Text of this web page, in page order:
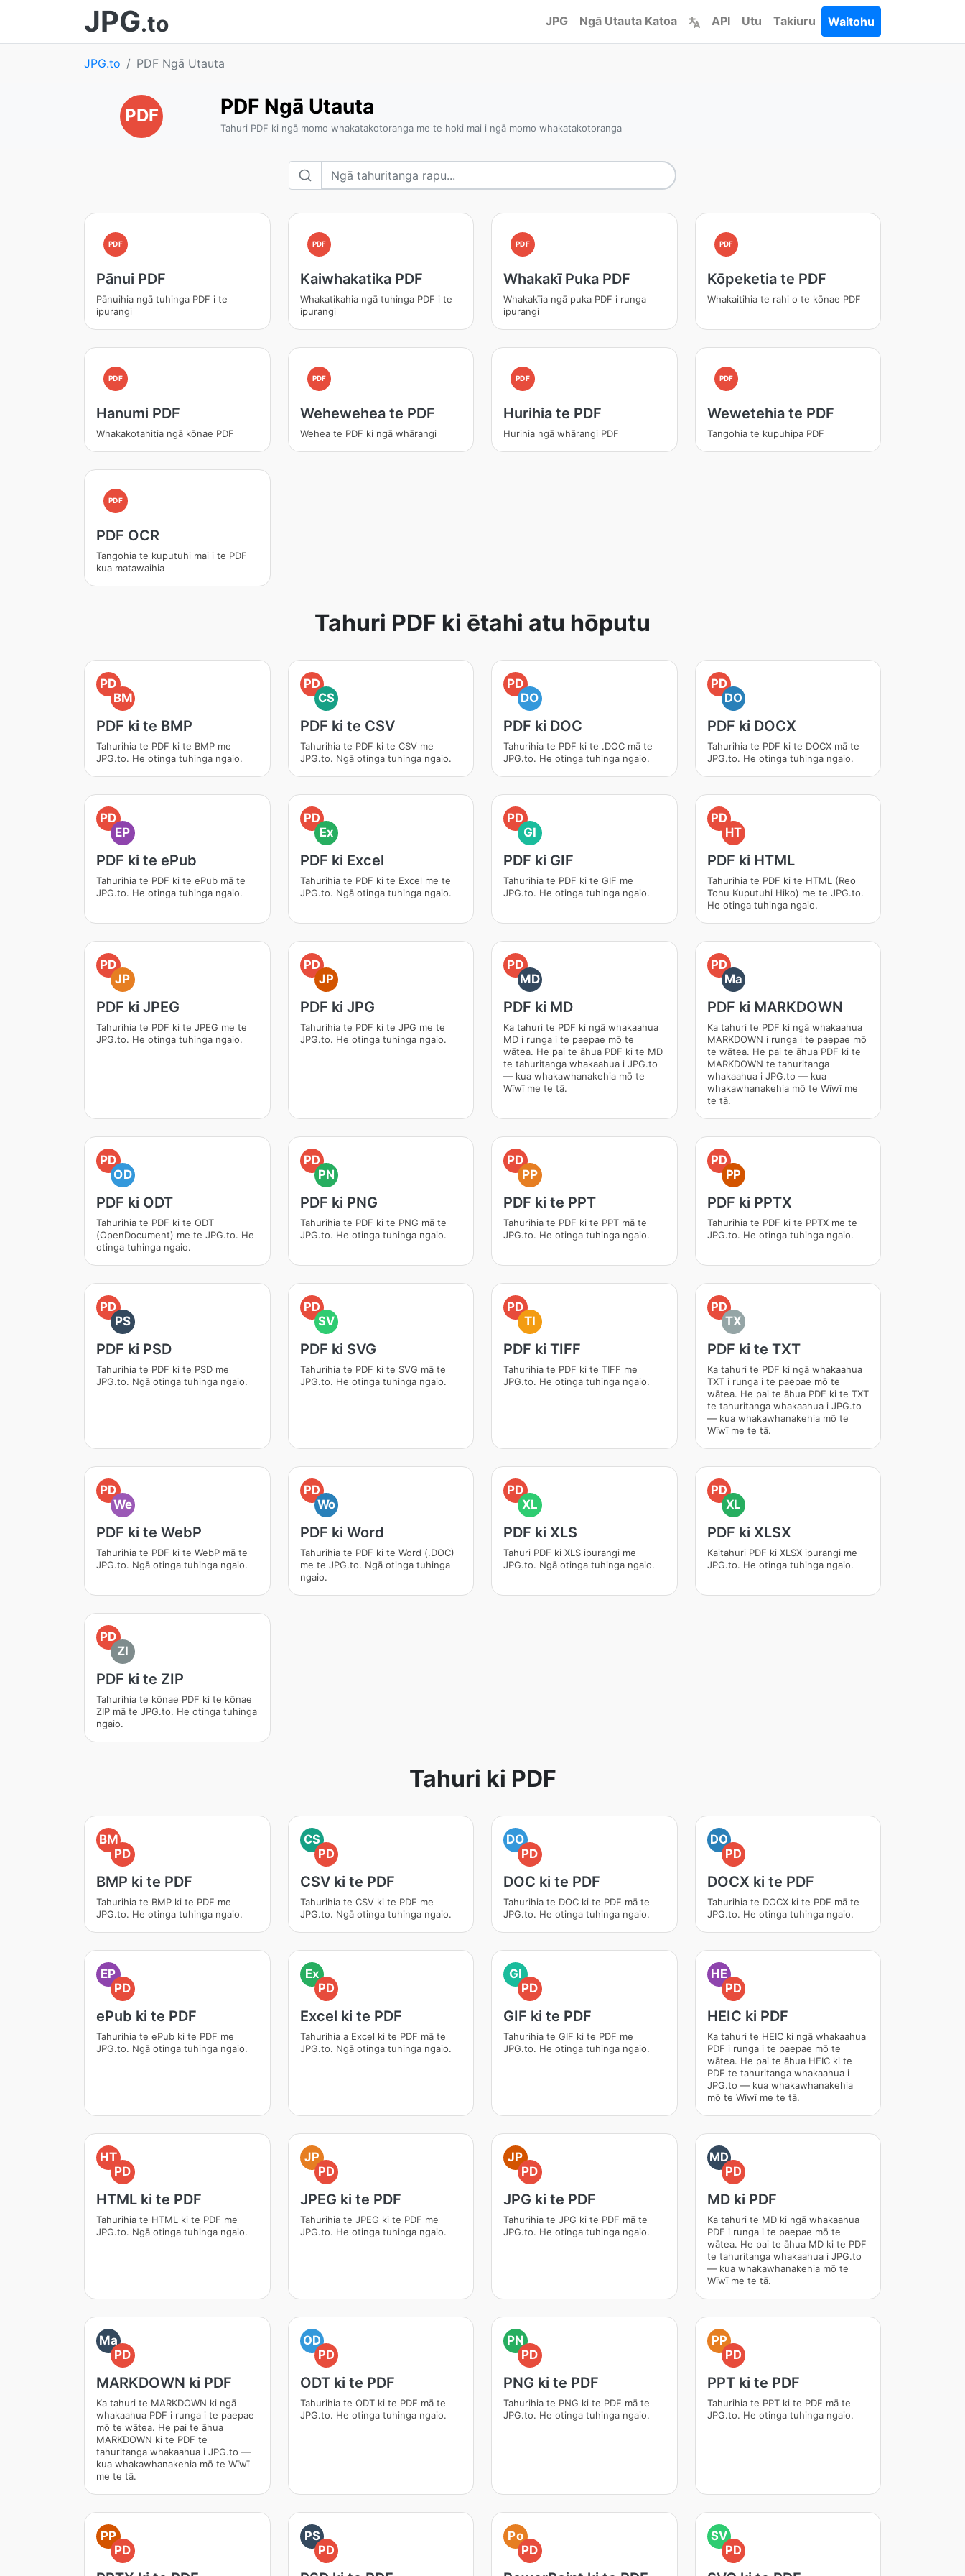
JPG.to JPG Ngā Utauta Katoa API Utu Takiuru Waitohu
JPG.to PDF Ngā Utauta
PDF PDF Ngā Utauta
Tahuri PDF ki ngā momo whakatakotoranga me te hoki mai i ngā momo whakatakotoranga
PDF
Pānui PDF
Pānuihia ngā tuhinga PDF i te
ipurangi
PDF
Kaiwhakatika PDF
Whakatikahia ngā tuhinga PDF i te
ipurangi
PDF
Whakakī Puka PDF
Whakakīia ngā puka PDF i runga
ipurangi
PDF
Kōpeketia te PDF
Whakaitihia te rahi o te kōnae PDF
PDF
Hanumi PDF
Whakakotahitia ngā kōnae PDF
PDF
Wehewehea te PDF
Wehea te PDF ki ngā whārangi
PDF
Hurihia te PDF
Hurihia ngā whārangi PDF
PDF
Wewetehia te PDF
Tangohia te kupuhipa PDF
PDF
PDF OCR
Tangohia te kuputuhi mai i te PDF
kua matawaihia
Tahuri PDF ki ētahi atu hōputu
PD
BM
PDF ki te BMP
Tahurihia te PDF ki te BMP me
JPG.to. He otinga tuhinga ngaio.
PD
CS
PDF ki te CSV
Tahurihia te PDF ki te CSV me
JPG.to. Ngā otinga tuhinga ngaio.
PD
DO
PDF ki DOC
Tahurihia te PDF ki te .DOC mā te
JPG.to. He otinga tuhinga ngaio.
PD
DO
PDF ki DOCX
Tahurihia te PDF ki te DOCX mā te
JPG.to. He otinga tuhinga ngaio.
PD
EP
PDF ki te ePub
Tahurihia te PDF ki te ePub mā te
JPG.to. He otinga tuhinga ngaio.
PD
Ex
PDF ki Excel
Tahurihia te PDF ki te Excel me te
JPG.to. Ngā otinga tuhinga ngaio.
PD
GI
PDF ki GIF
Tahurihia te PDF ki te GIF me
JPG.to. He otinga tuhinga ngaio.
PD
HT
PDF ki HTML
Tahurihia te PDF ki te HTML (Reo
Tohu Kuputuhi Hiko) me te JPG.to.
He otinga tuhinga ngaio.
PD
JP
PDF ki JPEG
Tahurihia te PDF ki te JPEG me te
JPG.to. He otinga tuhinga ngaio.
PD
JP
PDF ki JPG
Tahurihia te PDF ki te JPG me te
JPG.to. He otinga tuhinga ngaio.
PD
MD
PDF ki MD
Ka tahuri te PDF ki ngā whakaahua
MD i runga i te paepae mō te
wātea. He pai te āhua PDF ki te MD
te tahuritanga whakaahua i JPG.to
— kua whakawhanakehia mō te
Wīwī me te tā.
PD
Ma
PDF ki MARKDOWN
Ka tahuri te PDF ki ngā whakaahua
MARKDOWN i runga i te paepae mō
te wātea. He pai te āhua PDF ki te
MARKDOWN te tahuritanga
whakaahua i JPG.to — kua
whakawhanakehia mō te Wīwī me
te tā.
PD
OD
PDF ki ODT
Tahurihia te PDF ki te ODT
(OpenDocument) me te JPG.to. He
otinga tuhinga ngaio.
PD
PN
PDF ki PNG
Tahurihia te PDF ki te PNG mā te
JPG.to. He otinga tuhinga ngaio.
PD
PP
PDF ki te PPT
Tahurihia te PDF ki te PPT mā te
JPG.to. He otinga tuhinga ngaio.
PD
PP
PDF ki PPTX
Tahurihia te PDF ki te PPTX me te
JPG.to. He otinga tuhinga ngaio.
PD
PS
PDF ki PSD
Tahurihia te PDF ki te PSD me
JPG.to. Ngā otinga tuhinga ngaio.
PD
SV
PDF ki SVG
Tahurihia te PDF ki te SVG mā te
JPG.to. He otinga tuhinga ngaio.
PD
TI
PDF ki TIFF
Tahurihia te PDF ki te TIFF me
JPG.to. He otinga tuhinga ngaio.
PD
TX
PDF ki te TXT
Ka tahuri te PDF ki ngā whakaahua
TXT i runga i te paepae mō te
wātea. He pai te āhua PDF ki te TXT
te tahuritanga whakaahua i JPG.to
— kua whakawhanakehia mō te
Wīwī me te tā.
PD
We
PDF ki te WebP
Tahurihia te PDF ki te WebP mā te
JPG.to. Ngā otinga tuhinga ngaio.
PD
Wo
PDF ki Word
Tahurihia te PDF ki te Word (.DOC)
me te JPG.to. Ngā otinga tuhinga
ngaio.
PD
XL
PDF ki XLS
Tahuri PDF ki XLS ipurangi me
JPG.to. Ngā otinga tuhinga ngaio.
PD
XL
PDF ki XLSX
Kaitahuri PDF ki XLSX ipurangi me
JPG.to. He otinga tuhinga ngaio.
PD
ZI
PDF ki te ZIP
Tahurihia te kōnae PDF ki te kōnae
ZIP mā te JPG.to. He otinga tuhinga
ngaio.
Tahuri ki PDF
BM
PD
BMP ki te PDF
Tahurihia te BMP ki te PDF me
JPG.to. He otinga tuhinga ngaio.
CS
PD
CSV ki te PDF
Tahurihia te CSV ki te PDF me
JPG.to. Ngā otinga tuhinga ngaio.
DO
PD
DOC ki te PDF
Tahurihia te DOC ki te PDF mā te
JPG.to. He otinga tuhinga ngaio.
DO
PD
DOCX ki te PDF
Tahurihia te DOCX ki te PDF mā te
JPG.to. He otinga tuhinga ngaio.
EP
PD
ePub ki te PDF
Tahurihia te ePub ki te PDF me
JPG.to. Ngā otinga tuhinga ngaio.
Ex
PD
Excel ki te PDF
Tahurihia a Excel ki te PDF mā te
JPG.to. Ngā otinga tuhinga ngaio.
GI
PD
GIF ki te PDF
Tahurihia te GIF ki te PDF me
JPG.to. He otinga tuhinga ngaio.
HE
PD
HEIC ki PDF
Ka tahuri te HEIC ki ngā whakaahua
PDF i runga i te paepae mō te
wātea. He pai te āhua HEIC ki te
PDF te tahuritanga whakaahua i
JPG.to — kua whakawhanakehia
mō te Wīwī me te tā.
HT
PD
HTML ki te PDF
Tahurihia te HTML ki te PDF me
JPG.to. Ngā otinga tuhinga ngaio.
JP
PD
JPEG ki te PDF
Tahurihia te JPEG ki te PDF me
JPG.to. He otinga tuhinga ngaio.
JP
PD
JPG ki te PDF
Tahurihia te JPG ki te PDF mā te
JPG.to. He otinga tuhinga ngaio.
MD
PD
MD ki PDF
Ka tahuri te MD ki ngā whakaahua
PDF i runga i te paepae mō te
wātea. He pai te āhua MD ki te PDF
te tahuritanga whakaahua i JPG.to
— kua whakawhanakehia mō te
Wīwī me te tā.
Ma
PD
MARKDOWN ki PDF
Ka tahuri te MARKDOWN ki ngā
whakaahua PDF i runga i te paepae
mō te wātea. He pai te āhua
MARKDOWN ki te PDF te
tahuritanga whakaahua i JPG.to —
kua whakawhanakehia mō te Wīwī
me te tā.
OD
PD
ODT ki te PDF
Tahurihia te ODT ki te PDF mā te
JPG.to. He otinga tuhinga ngaio.
PN
PD
PNG ki te PDF
Tahurihia te PNG ki te PDF mā te
JPG.to. He otinga tuhinga ngaio.
PP
PD
PPT ki te PDF
Tahurihia te PPT ki te PDF mā te
JPG.to. He otinga tuhinga ngaio.
PP
PD
PS
PD
Po
PD
SV
PD